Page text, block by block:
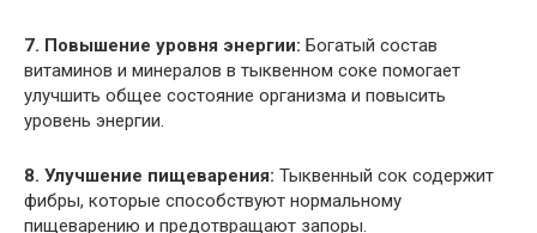
7. Повышение уровня энергии: Богатый состав
витаминов и минералов в тыквенном соке помогает
улучшить общее состояние организма и повысить
уровень энергии.
8. Улучшение пищеварения: Тыквенный сок содержит
фибры, которые способствуют нормальному
пищеварению и предотвращают запоры.